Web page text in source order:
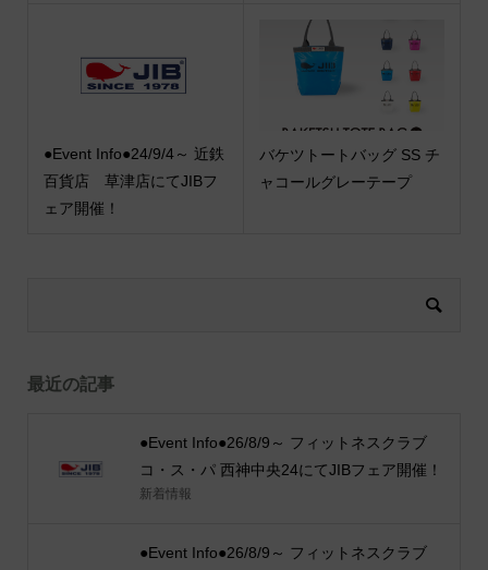
●Event Info●24/9/4～ 近鉄
百貨店 草津店にてJIBフ
ェア開催！
バケツトートバッグ SS チ
ャコールグレーテープ
最近の記事
●Event Info●26/8/9～ フィットネスクラブ
コ・ス・パ 西神中央24にてJIBフェア開催！
新着情報
●Event Info●26/8/9～ フィットネスクラブ